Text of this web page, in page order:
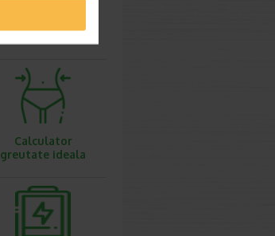
Calculator
greutate ideala